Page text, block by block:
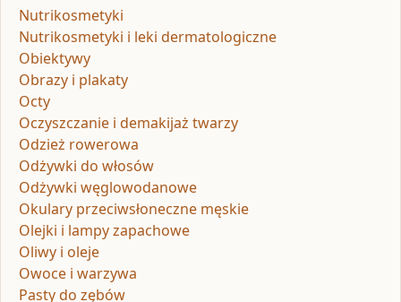
Nutrikosmetyki
Nutrikosmetyki i leki dermatologiczne
Obiektywy
Obrazy i plakaty
Octy
Oczyszczanie i demakijaż twarzy
Odzież rowerowa
Odżywki do włosów
Odżywki węglowodanowe
Okulary przeciwsłoneczne męskie
Olejki i lampy zapachowe
Oliwy i oleje
Owoce i warzywa
Pasty do zębów